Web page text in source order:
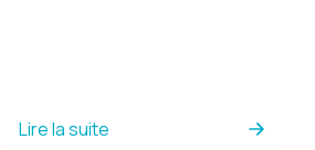
Lire la suite